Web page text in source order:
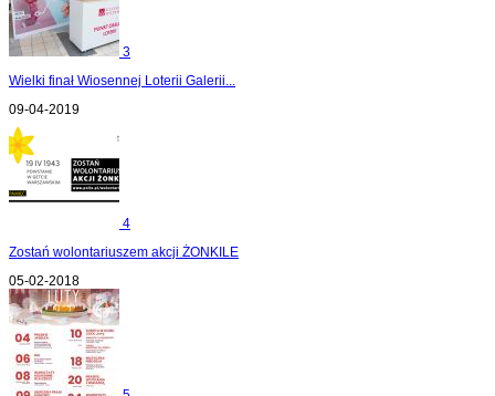
3
Wielki finał Wiosennej Loterii Galerii...
09-04-2019
4
Zostań wolontariuszem akcji ŻONKILE
05-02-2018